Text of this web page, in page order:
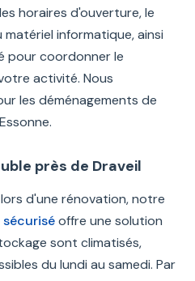
horaires d'ouverture, le
informatique, ainsi
pour coordonner le
activité. Nous
les déménagements de
près de Draveil
d'une rénovation, notre
offre une solution
sont climatisés,
du lundi au samedi. Par